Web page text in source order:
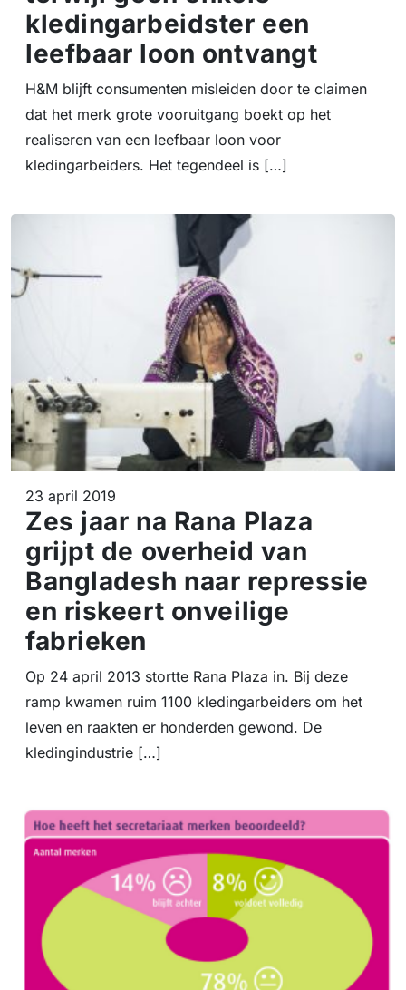
kledingarbeidster een
leefbaar loon ontvangt
H&M blijft consumenten misleiden door te claimen
dat het merk grote vooruitgang boekt op het
realiseren van een leefbaar loon voor
kledingarbeiders. Het tegendeel is […]
23 april 2019
Zes jaar na Rana Plaza
grijpt de overheid van
Bangladesh naar repressie
en riskeert onveilige
fabrieken
Op 24 april 2013 stortte Rana Plaza in. Bij deze
ramp kwamen ruim 1100 kledingarbeiders om het
leven en raakten er honderden gewond. De
kledingindustrie […]